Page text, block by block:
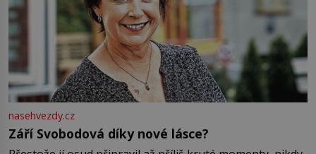
nasehvezdy.cz
Září Svobodová díky nové lásce?